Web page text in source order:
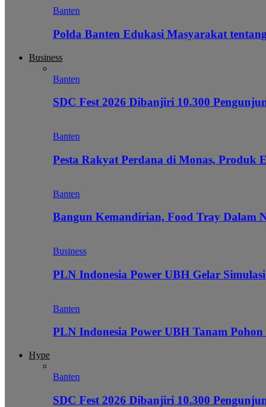
Banten
Polda Banten Edukasi Masyarakat
Business
Banten
SDC Fest 2026 Dibanjiri 10.300
Banten
Pesta Rakyat Perdana di Monas, Produk
Banten
Bangun Kemandirian, Food Tray Dalam
Business
PLN Indonesia Power UBH Gelar
Banten
PLN Indonesia Power UBH Tanam
Hype
Banten
SDC Fest 2026 Dibanjiri 10.300